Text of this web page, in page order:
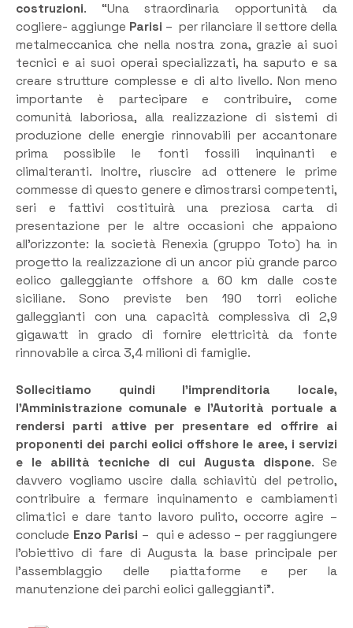
costruzioni. “Una straordinaria opportunità da
cogliere- aggiunge Parisi – per rilanciare il settore della
metalmeccanica che nella nostra zona, grazie ai suoi
tecnici e ai suoi operai specializzati, ha saputo e sa
creare strutture complesse e di alto livello. Non meno
importante è partecipare e contribuire, come
comunità laboriosa, alla realizzazione di sistemi di
produzione delle energie rinnovabili per accantonare
prima possibile le fonti fossili inquinanti e
climalteranti. Inoltre, riuscire ad ottenere le prime
commesse di questo genere e dimostrarsi competenti,
seri e fattivi costituirà una preziosa carta di
presentazione per le altre occasioni che appaiono
all’orizzonte: la società Renexia (gruppo Toto) ha in
progetto la realizzazione di un ancor più grande parco
eolico galleggiante offshore a 60 km dalle coste
siciliane. Sono previste ben 190 torri eoliche
galleggianti con una capacità complessiva di 2,9
gigawatt in grado di fornire elettricità da fonte
rinnovabile a circa 3,4 milioni di famiglie.
Sollecitiamo quindi l’imprenditoria locale,
l’Amministrazione comunale e l’Autorità portuale a
rendersi parti attive per presentare ed offrire ai
proponenti dei parchi eolici offshore le aree, i servizi
e le abilità tecniche di cui Augusta dispone. Se
davvero vogliamo uscire dalla schiavitù del petrolio,
contribuire a fermare inquinamento e cambiamenti
climatici e dare tanto lavoro pulito, occorre agire –
conclude Enzo Parisi – qui e adesso – per raggiungere
l’obiettivo di fare di Augusta la base principale per
l’assemblaggio delle piattaforme e per la
manutenzione dei parchi eolici galleggianti”.